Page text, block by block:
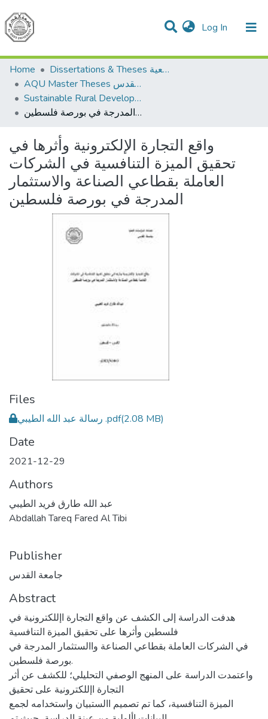
Log In (current)
Communities & Collections
All of DSpace
Home
Dissertations & Theses الرسائل الجامعية
AQU Master Theses الرسائل الجامعية الخاصة بجامعة القدس
Sustainable Rural Development التنمية الريفية المستدامة
واقع التجارة الإلكترونية وأثرها في تحقيق الميزة التنافسية في الشركات العاملة بقطاعي الصناعة والاستثمار المدرجة في بورصة فلسطين
واقع التجارة الإلكترونية وأثرها في
تحقيق الميزة التنافسية في الشركات
العاملة بقطاعي الصناعة والاستثمار
المدرجة في بورصة فلسطين
Files
رسالة عبد الله الطيبي .pdf(2.08 MB)
Date
2021-12-29
Authors
عبد الله طارق فريد الطيبي
Abdallah Tareq Fared Al Tibi
Publisher
جامعة القدس
Abstract
هدفت الدراسة إلى الكشف عن واقع التجارة اإللكترونية في
فلسطين وأثرها على تحقيق الميزة التنافسية
في الشركات العاملة بقطاعي الصناعة واالستثمار المدرجة في
بورصة فلسطين.
واعتمدت الدراسة على المنهج الوصفي التحليلي؛ للكشف عن أثر
التجارة اإللكترونية على تحقيق
الميزة التنافسية، كما تم تصميم االستبيان واستخدامه لجمع